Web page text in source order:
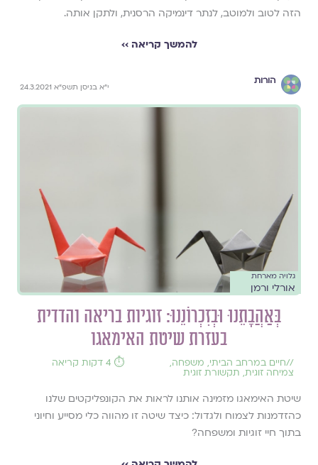
הזה לטוב ולמוטב, לנתר דינמיקה הרסנית, ולתקן אותה.
להמשך קריאה ››
הורות
י"א בניסן תשפ"א 24.3.2021
גלויה מארחת
אורלי ורמן
בְּאַהֲבָתֵנוּ וּבְזִכְרוֹנֵנוּ: זוגיות בריאה והדדית
בעזרת שיטת האימאגו
//חיים במרחב הביתי, משפחה,
צמיחה זוגית, תקשורת זוגית
⏱️ 4 דקות קריאה
שיטת האימאגו מזמינה אותנו לראות את הקונפליקטים שלנו
כהזדמנות לצמוח ולגדול: כיצד שיטה זו מהווה כלי מסייע וחיוני
בתוך חיי זוגיות ומשפחה?